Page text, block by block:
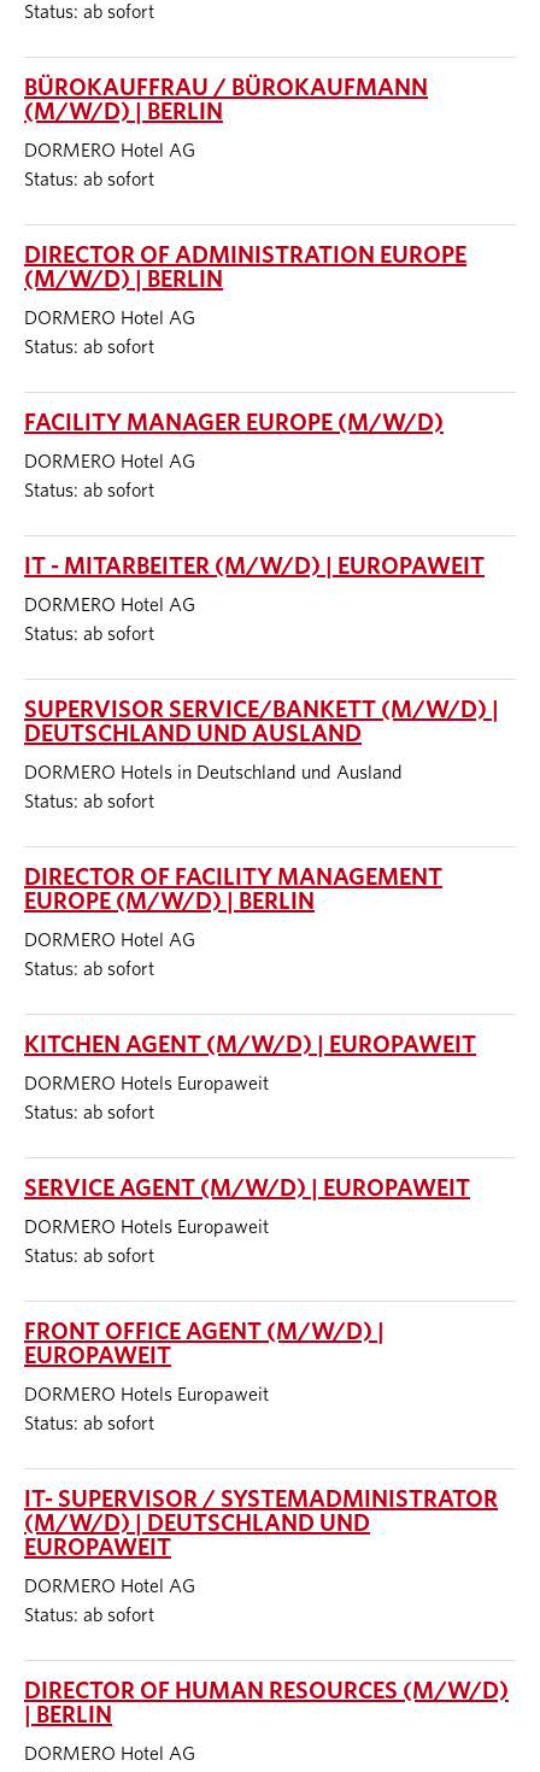
Status: ab sofort
BÜROKAUFFRAU / BÜROKAUFMANN
(M/W/D) | BERLIN
DORMERO Hotel AG
Status: ab sofort
DIRECTOR OF ADMINISTRATION EUROPE
(M/W/D) | BERLIN
DORMERO Hotel AG
Status: ab sofort
FACILITY MANAGER EUROPE (M/W/D)
DORMERO Hotel AG
Status: ab sofort
IT - MITARBEITER (M/W/D) | EUROPAWEIT
DORMERO Hotel AG
Status: ab sofort
SUPERVISOR SERVICE/BANKETT (M/W/D) |
DEUTSCHLAND UND AUSLAND
DORMERO Hotels in Deutschland und Ausland
Status: ab sofort
DIRECTOR OF FACILITY MANAGEMENT
EUROPE (M/W/D) | BERLIN
DORMERO Hotel AG
Status: ab sofort
KITCHEN AGENT (M/W/D) | EUROPAWEIT
DORMERO Hotels Europaweit
Status: ab sofort
SERVICE AGENT (M/W/D) | EUROPAWEIT
DORMERO Hotels Europaweit
Status: ab sofort
FRONT OFFICE AGENT (M/W/D) |
EUROPAWEIT
DORMERO Hotels Europaweit
Status: ab sofort
IT- SUPERVISOR / SYSTEMADMINISTRATOR
(M/W/D) | DEUTSCHLAND UND
EUROPAWEIT
DORMERO Hotel AG
Status: ab sofort
DIRECTOR OF HUMAN RESOURCES (M/W/D)
| BERLIN
DORMERO Hotel AG